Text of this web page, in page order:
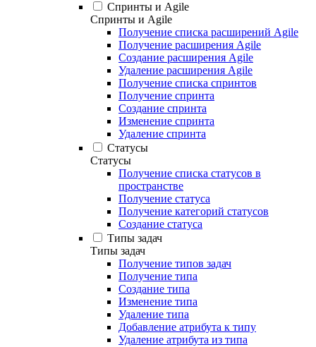
Спринты и Agile
Спринты и Agile
Получение списка расширений Agile
Получение расширения Agile
Создание расширения Agile
Удаление расширения Agile
Получение списка спринтов
Получение спринта
Создание спринта
Изменение спринта
Удаление спринта
Статусы
Статусы
Получение списка статусов в
пространстве
Получение статуса
Получение категорий статусов
Создание статуса
Типы задач
Типы задач
Получение типов задач
Получение типа
Создание типа
Изменение типа
Удаление типа
Добавление атрибута к типу
Удаление атрибута из типа